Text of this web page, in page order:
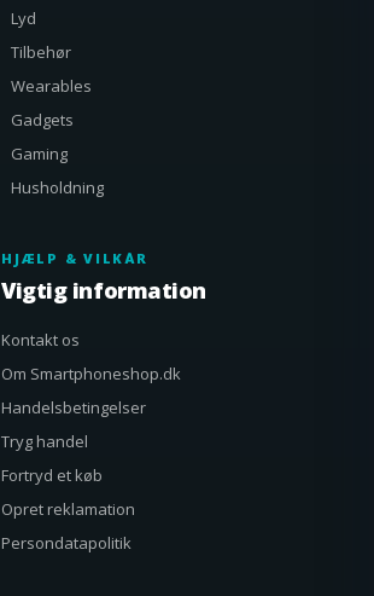
Lyd
Tilbehør
Wearables
Gadgets
Gaming
Husholdning
HJÆLP & VILKÅR
Vigtig information
Kontakt os
Om Smartphoneshop.dk
Handelsbetingelser
Tryg handel
Fortryd et køb
Opret reklamation
Persondatapolitik